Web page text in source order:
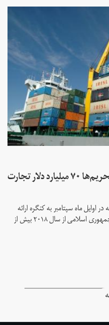
گزارش دولت آمریکا به کنگره: تحریم‌ها ۷۰ میلیارد دلار تجارت
اوایل ماه سپتامبر به کنگره ارائه
شد، تحریم‌های دولت دونالد ترامپ علیه جمهوری اسلامی از سال ۲۰۱۸ بیش از